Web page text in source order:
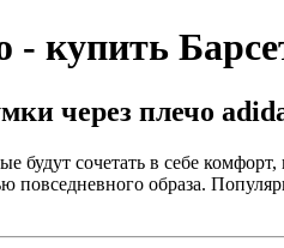
- купить
через плечо
будут сочетать в себе
повседневного образа.